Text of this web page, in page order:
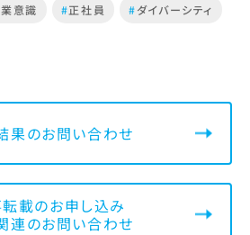
意識 #正社員 #ダイバーシティ
果のお問い合わせ
載のお申し込み
連のお問い合わせ